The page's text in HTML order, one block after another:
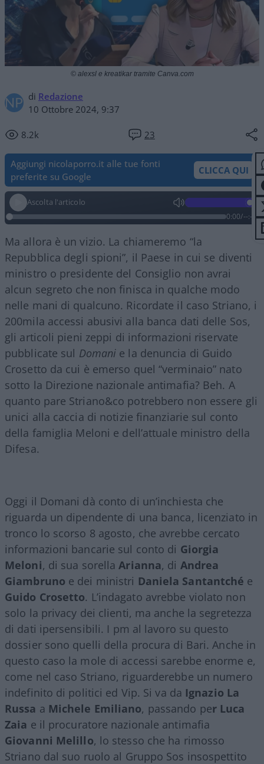
di Redazione
10 Ottobre 2024, 9:37
8.2k 23
© alexsl e kreatikar tramite Canva.com
Aggiungi nicolaporro.it alle tue fonti
preferite su Google
CLICCA QUI
Ascolta l'articolo
0:00/--:--
Ma allora è un vizio. La chiameremo “la
Repubblica degli spioni”, il Paese in cui se diventi
ministro o presidente del Consiglio non avrai
alcun segreto che non finisca in qualche modo
nelle mani di qualcuno. Ricordate il caso Striano, i
200mila accessi abusivi alla banca dati delle Sos,
gli articoli pieni zeppi di informazioni riservate
pubblicate sul Domani e la denuncia di Guido
Crosetto da cui è emerso quel “verminaio” nato
sotto la Direzione nazionale antimafia? Beh. A
quanto pare Striano&co potrebbero non essere gli
unici alla caccia di notizie finanziarie sul conto
della famiglia Meloni e dell’attuale ministro della
Difesa.
Oggi il Domani dà conto di un’inchiesta che
riguarda un dipendente di una banca, licenziato in
tronco lo scorso 8 agosto, che avrebbe cercato
informazioni bancarie sul conto di Giorgia
Meloni, di sua sorellaArianna, di Andrea
Giambruno e dei ministri Daniela Santantché e
Guido Crosetto. L’indagato avrebbe violato non
solo la privacy dei clienti, ma anche la segretezza
di dati ipersensibili. I pm al lavoro su questo
dossier sono quelli della procura di Bari. Anche in
questo caso la mole di accessi sarebbe enorme e,
come nel caso Striano, riguarderebbe un numero
indefinito di politici ed Vip. Si va da Ignazio La
Russa a Michele Emiliano, passando per Luca
Zaia e il procuratore nazionale antimafia
Giovanni Melillo, lo stesso che ha rimosso
Striano dal suo ruolo al Gruppo Sos insospettito